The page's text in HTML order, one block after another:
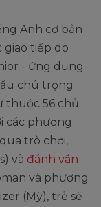
Anh cơ bản
tiếp do
- ứng dụng
chú trọng
thuộc 56 chủ
các phương
trò chơi,
và đánh vần
và phương
(Mỹ), trẻ sẽ